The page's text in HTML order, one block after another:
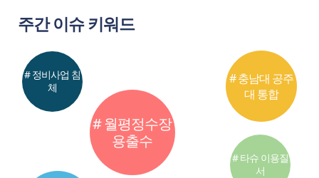
주간 이슈 키워드
# 월평정수장
용출수
# 충남대 공주
대 통합
# 정비사업 침
체
# 타슈 이용질
서